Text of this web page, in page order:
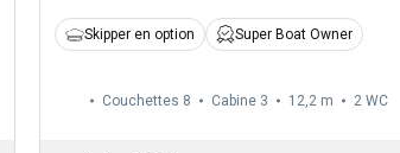
Skipper en option Super Boat Owner
Couchettes 8 Cabine 3 12,2 m 2 WC